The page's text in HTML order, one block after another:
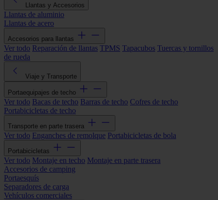
Llantas y Accesorios
Llantas de aluminio
Llantas de acero
Accesorios para llantas
Ver todo Reparación de llantas TPMS Tapacubos Tuercas y tornillos
de rueda
Viaje y Transporte
Portaequipajes de techo
Ver todo Bacas de techo Barras de techo Cofres de techo
Portabicicletas de techo
Transporte en parte trasera
Ver todo Enganches de remolque Portabicicletas de bola
Portabicicletas
Ver todo Montaje en techo Montaje en parte trasera
Accesorios de camping
Portaesquís
Separadores de carga
Vehículos comerciales